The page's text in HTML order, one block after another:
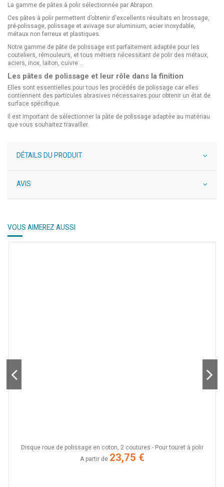
La gamme de pâtes à polir sélectionnée par Abrapon.
Ces pâtes à polir permettent d’obtenir d'excellents résultats en brossage,
pré-polissage, polissage et avivage sur aluminium, acier inoxydable,
métaux non ferreux et plastiques.
Notre gamme de pâte de polissage est parfaitement adaptée pour les
couteliers, rémouleurs, et tous métiers nécessitant de polir des métaux,
aciers, inox, laiton, cuivre ...
Les pâtes de polissage et leur rôle dans la finition
Elles sont essentielles pour tous les procédés de polissage car elles
contiennent des particules abrasives nécessaires pour obtenir un état de
surface spécifique.
Il est important de sélectionner la pâte de polissage adaptée au matériau
que vous souhaitez travailler.
DÉTAILS DU PRODUIT
AVIS
VOUS AIMEREZ AUSSI
Disque roue de polissage en coton, 2 coutures - Pour touret à polir
A partir de 23,75 €